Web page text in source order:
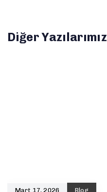
Diğer Yazılarımız
Mart 17, 2026 Blog